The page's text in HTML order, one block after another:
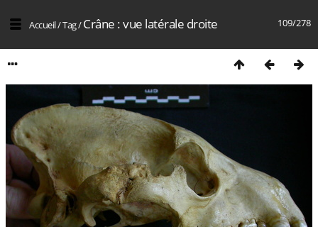
109/278
Accueil/Tag/Crâne : vue latérale droite